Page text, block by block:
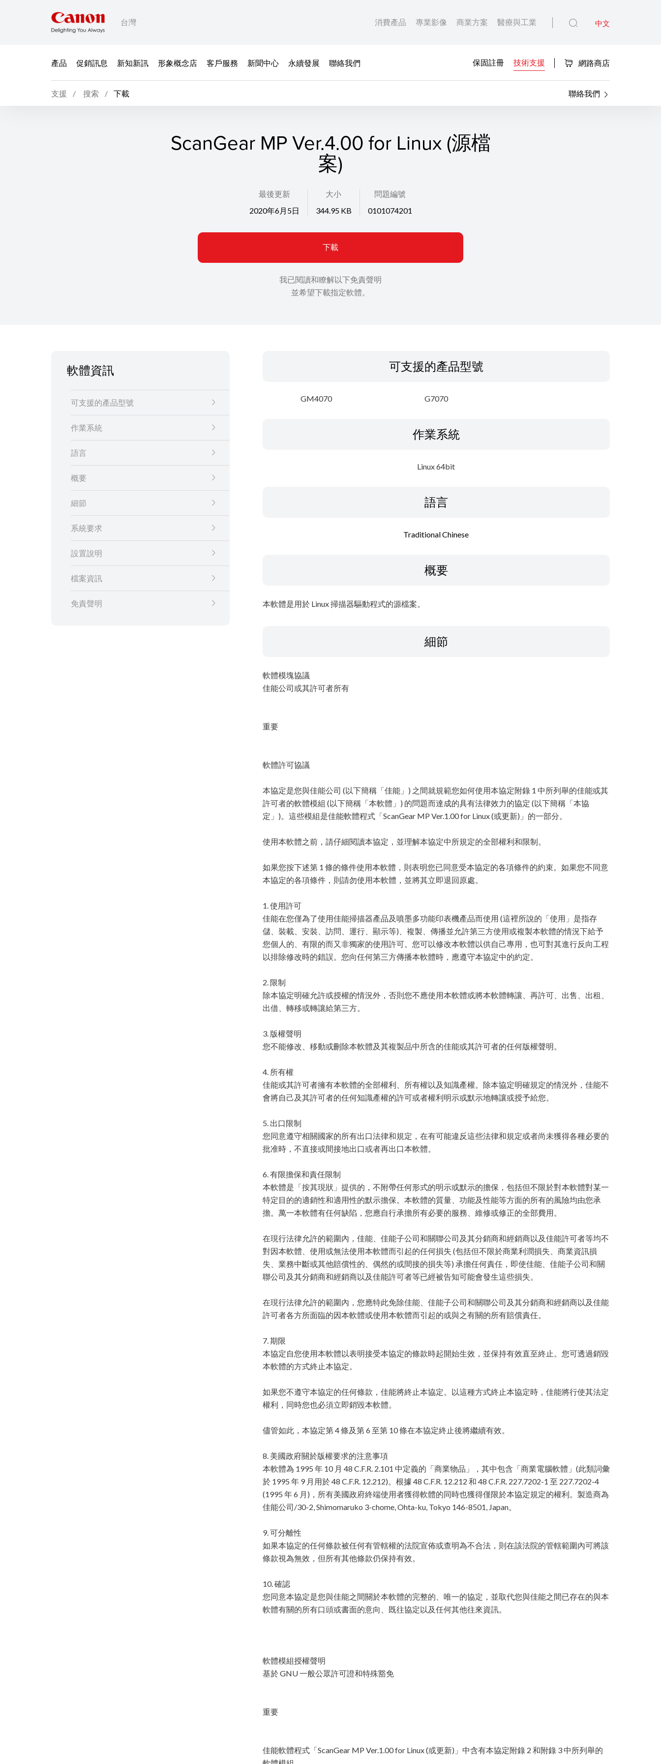
台灣 消費產品 專業影像 商業方案 醫療與工業 中文
產品 促銷訊息 新知新訊 形象概念店 客戶服務 新聞中心 永續發展 聯絡我們 保固註冊 技術支援 網路商店
支援 搜索 下載 聯絡我們
ScanGear MP Ver.4.00 for Linux (源檔
案)
最後更新
2020年6月5日
大小
344.95 KB
問題編號
0101074201
下載
我已閱讀和瞭解以下免責聲明
並希望下載指定軟體。
軟體資訊
可支援的產品型號
作業系統
語言
概要
細節
系統要求
設置說明
檔案資訊
免責聲明
可支援的產品型號
GM4070 G7070
作業系統
Linux 64bit
語言
Traditional Chinese
概要
本軟體是用於 Linux 掃描器驅動程式的源檔案。
細節
軟體模塊協議
佳能公司或其許可者所有
重要
軟體許可協議
本協定是您與佳能公司 (以下簡稱「佳能」) 之間就規範您如何使用本協定附錄 1 中所列舉的佳能或其
許可者的軟體模組 (以下簡稱「本軟體」) 的問題而達成的具有法律效力的協定 (以下簡稱「本協
定」)。這些模組是佳能軟體程式「ScanGear MP Ver.1.00 for Linux (或更新)」的一部分。
使用本軟體之前，請仔細閱讀本協定，並理解本協定中所規定的全部權利和限制。
如果您按下述第 1 條的條件使用本軟體，則表明您已同意受本協定的各項條件的約束。如果您不同意
本協定的各項條件，則請勿使用本軟體，並將其立即退回原處。
1. 使用許可
佳能在您僅為了使用佳能掃描器產品及噴墨多功能印表機產品而使用 (這裡所說的「使用」是指存
儲、裝載、安裝、訪問、運行、顯示等)、複製、傳播並允許第三方使用或複製本軟體的情況下給予
您個人的、有限的而又非獨家的使用許可。您可以修改本軟體以供自己專用，也可對其進行反向工程
以排除修改時的錯誤。您向任何第三方傳播本軟體時，應遵守本協定中的約定。
2. 限制
除本協定明確允許或授權的情況外，否則您不應使用本軟體或將本軟體轉讓、再許可、出售、出租、
出借、轉移或轉讓給第三方。
3. 版權聲明
您不能修改、移動或刪除本軟體及其複製品中所含的佳能或其許可者的任何版權聲明。
4. 所有權
佳能或其許可者擁有本軟體的全部權利、所有權以及知識產權。除本協定明確規定的情況外，佳能不
會將自己及其許可者的任何知識產權的許可或者權利明示或默示地轉讓或授予給您。
5. 出口限制
您同意遵守相關國家的所有出口法律和規定，在有可能違反這些法律和規定或者尚未獲得各種必要的
批准時，不直接或間接地出口或者再出口本軟體。
6. 有限擔保和責任限制
本軟體是「按其現狀」提供的，不附帶任何形式的明示或默示的擔保，包括但不限於對本軟體對某一
特定目的的適銷性和適用性的默示擔保。本軟體的質量、功能及性能等方面的所有的風險均由您承
擔。萬一本軟體有任何缺陷，您應自行承擔所有必要的服務、維修或修正的全部費用。
在現行法律允許的範圍內，佳能、佳能子公司和關聯公司及其分銷商和經銷商以及佳能許可者等均不
對因本軟體、使用或無法使用本軟體而引起的任何損失 (包括但不限於商業利潤損失、商業資訊損
失、業務中斷或其他賠償性的、偶然的或間接的損失等) 承擔任何責任，即使佳能、佳能子公司和關
聯公司及其分銷商和經銷商以及佳能許可者等已經被告知可能會發生這些損失。
在現行法律允許的範圍內，您應特此免除佳能、佳能子公司和關聯公司及其分銷商和經銷商以及佳能
許可者各方所面臨的因本軟體或使用本軟體而引起的或與之有關的所有賠償責任。
7. 期限
本協定自您使用本軟體以表明接受本協定的條款時起開始生效，並保持有效直至終止。您可透過銷毀
本軟體的方式終止本協定。
如果您不遵守本協定的任何條款，佳能將終止本協定。以這種方式終止本協定時，佳能將行使其法定
權利，同時您也必須立即銷毀本軟體。
儘管如此，本協定第 4 條及第 6 至第 10 條在本協定終止後將繼續有效。
8. 美國政府關於版權要求的注意事項
本軟體為 1995 年 10 月 48 C.F.R. 2.101 中定義的「商業物品」，其中包含「商業電腦軟體」(此類詞彙
於 1995 年 9 月用於 48 C.F.R. 12.212)。根據 48 C.F.R. 12.212 和 48 C.F.R. 227.7202-1 至 227.7202-4
(1995 年 6 月)，所有美國政府終端使用者獲得軟體的同時也獲得僅限於本協定規定的權利。製造商為
佳能公司/30-2, Shimomaruko 3-chome, Ohta-ku, Tokyo 146-8501, Japan。
9. 可分離性
如果本協定的任何條款被任何有管轄權的法院宣佈或查明為不合法，則在該法院的管轄範圍內可將該
條款視為無效，但所有其他條款仍保持有效。
10. 確認
您同意本協定是您與佳能之間關於本軟體的完整的、唯一的協定，並取代您與佳能之間已存在的與本
軟體有關的所有口頭或書面的意向、既往協定以及任何其他往來資訊。
軟體模組授權聲明
基於 GNU 一般公眾許可證和特殊豁免
重要
佳能軟體程式「ScanGear MP Ver.1.00 for Linux (或更新)」中含有本協定附錄 2 和附錄 3 中所列舉的